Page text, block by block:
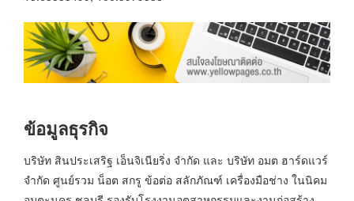
ข้อมูลธุรกิจ
บริษัท สินประเสริฐ เอ็นจิเนียริ่ง จำกัด และ บริษัท อมต ฮาร์ดแวร์
จำกัด ศูนย์รวม น็อต สกรู ข้อต่อ สลักภัณฑ์ เครื่องมือช่าง ในนิคม